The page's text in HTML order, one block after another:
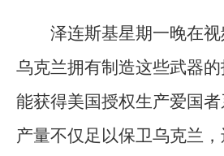
泽连斯基星期一晚在视
乌克兰拥有制造这些武器
能获得美国授权生产爱国
产量不仅足以保卫乌克兰